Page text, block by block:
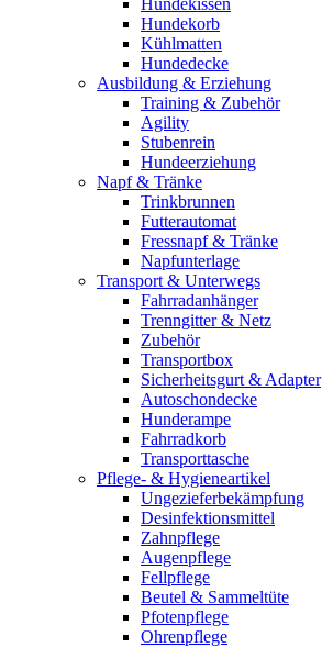
Hundekissen
Hundekorb
Kühlmatten
Hundedecke
Ausbildung & Erziehung
Training & Zubehör
Agility
Stubenrein
Hundeerziehung
Napf & Tränke
Trinkbrunnen
Futterautomat
Fressnapf & Tränke
Napfunterlage
Transport & Unterwegs
Fahrradanhänger
Trenngitter & Netz
Zubehör
Transportbox
Sicherheitsgurt & Adapter
Autoschondecke
Hunderampe
Fahrradkorb
Transporttasche
Pflege- & Hygieneartikel
Ungezieferbekämpfung
Desinfektionsmittel
Zahnpflege
Augenpflege
Fellpflege
Beutel & Sammeltüte
Pfotenpflege
Ohrenpflege